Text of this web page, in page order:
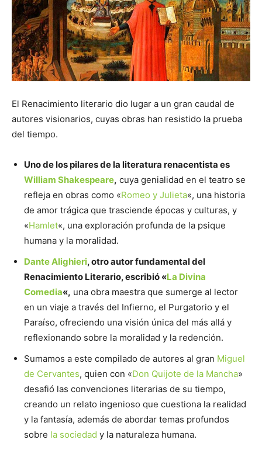
El Renacimiento literario dio lugar a un gran caudal de
autores visionarios, cuyas obras han resistido la prueba
del tiempo.
Uno de los pilares de la literatura renacentista es
William Shakespeare, cuya genialidad en el teatro se
refleja en obras como «Romeo y Julieta«, una historia
de amor trágica que trasciende épocas y culturas, y
«Hamlet«, una exploración profunda de la psique
humana y la moralidad.
Dante Alighieri, otro autor fundamental del
Renacimiento Literario, escribió «La Divina
Comedia«, una obra maestra que sumerge al lector
en un viaje a través del Infierno, el Purgatorio y el
Paraíso, ofreciendo una visión única del más allá y
reflexionando sobre la moralidad y la redención.
Sumamos a este compilado de autores al gran Miguel
de Cervantes, quien con «Don Quijote de la Mancha»
desafió las convenciones literarias de su tiempo,
creando un relato ingenioso que cuestiona la realidad
y la fantasía, además de abordar temas profundos
sobre la sociedad y la naturaleza humana.